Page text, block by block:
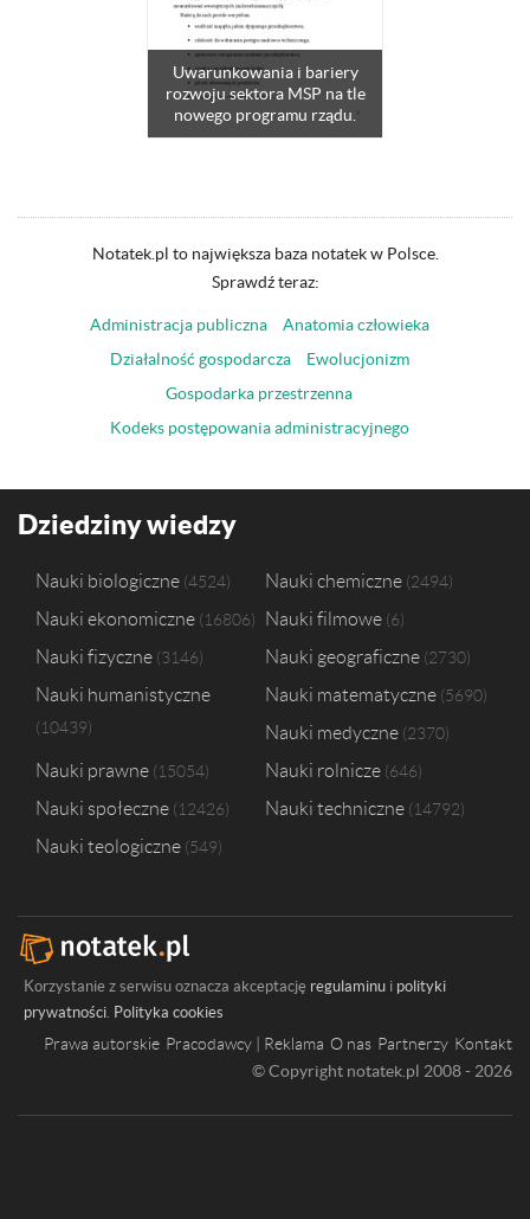
Uwarunkowania i bariery
rozwoju sektora MSP na tle
nowego programu rządu.
Notatek.pl to największa baza notatek w Polsce.
Sprawdź teraz:
Administracja publiczna
Anatomia człowieka
Działalność gospodarcza
Ewolucjonizm
Gospodarka przestrzenna
Kodeks postępowania administracyjnego
Dziedziny wiedzy
Nauki biologiczne 4524 Nauki chemiczne 2494
Nauki ekonomiczne 16806 Nauki filmowe 6
Nauki fizyczne 3146 Nauki geograficzne 2730
Nauki humanistyczne
10439
Nauki matematyczne 5690
Nauki medyczne 2370
Nauki prawne 15054 Nauki rolnicze 646
Nauki społeczne 12426 Nauki techniczne 14792
Nauki teologiczne 549
Korzystanie z serwisu oznacza akceptację regulaminu i polityki
prywatności. Polityka cookies
Prawa autorskie Pracodawcy | Reklama O nas Partnerzy Kontakt
© Copyright notatek.pl 2008 - 2026